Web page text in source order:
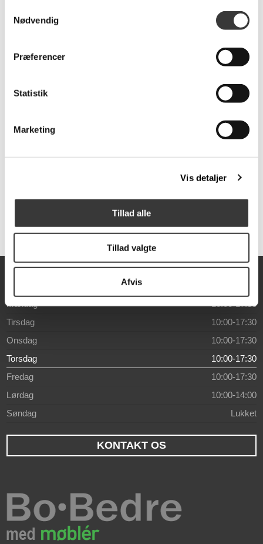
Nødvendig
Præferencer
Statistik
Marketing
Vis detaljer
Tillad alle
Tillad valgte
Afvis
18.847,00 DKK 12.499,00 DKK
4.399,00 DKK
Natja sovesofa
3.999,00 DKK
Mandag
10:00-17:30
Tirsdag
10:00-17:30
Onsdag
10:00-17:30
Torsdag
10:00-17:30
Fredag
10:00-17:30
Lørdag
10:00-14:00
Søndag
Lukket
KONTAKT OS